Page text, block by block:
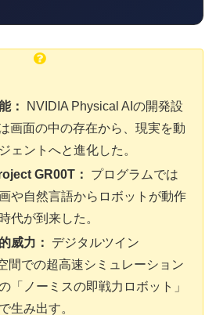
：
NVIDIA Physical AIの開発設
画面の中の存在から、現実を動
ェントへと進化した。
GR00T：
プログラムでは
や自然言語からロボットが動作
代が到来した。
威力：
デジタルツイン
間での超高速シミュレーション
「ノーミスの即戦力ロボット」
生み出す。